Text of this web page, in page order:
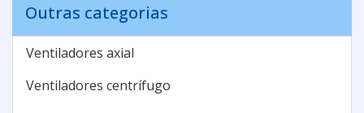
Outras categorias
Ventiladores axial
Ventiladores centrífugo